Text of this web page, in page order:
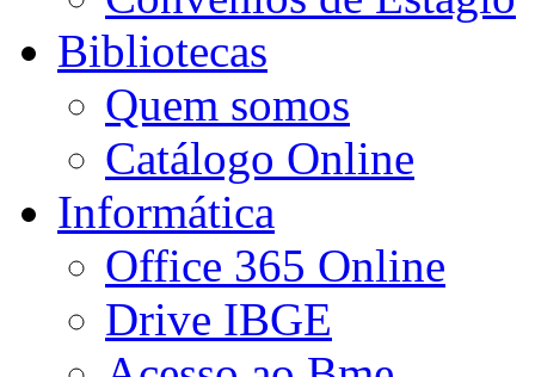
Bibliotecas
Quem somos
Catálogo Online
Informática
Office 365 Online
Drive IBGE